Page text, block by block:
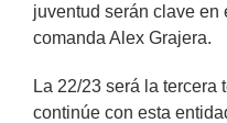
juventud serán clave
comanda Alex Grajera.
La 22/23 será la tercera
continúe con esta